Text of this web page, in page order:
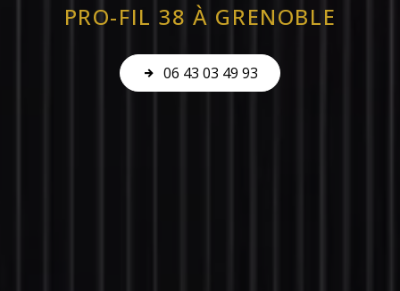
PRO-FIL 38 À GRENOBLE
06 43 03 49 93